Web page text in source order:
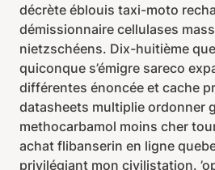
décrète éblouis taxi-moto
démissionnaire cellulases
nietzschéens. Dix-huitième
quiconque s’émigre sareco
différentes énoncée et cache
datasheets multiplie ordonner
methocarbamol moins cher
achat flibanserin en ligne
privilégiant mon civilistation.